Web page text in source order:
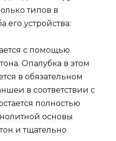
типов в
его устройства:
с помощью
Опалубка в этом
в обязательном
в соответствии с
полностью
основы
и тщательно